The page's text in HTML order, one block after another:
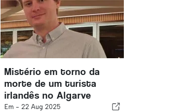
Mistério em torno da
morte de um turista
irlandês no Algarve
Em - 22 Aug 2025